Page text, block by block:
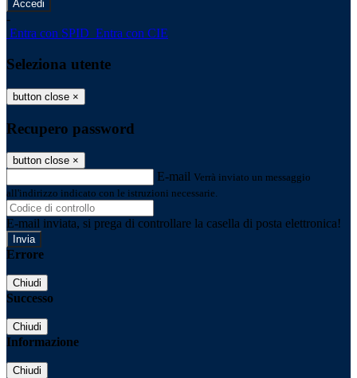
-
Entra con SPID Entra con CIE
Seleziona utente
button close ×
Recupero password
button close ×
E-mail Verrà inviato un messaggio
all'indirizzo indicato con le istruzioni necessarie.
E-mail inviata, si prega di controllare la casella di posta elettronica!
Errore
Chiudi
Successo
Chiudi
Informazione
Chiudi